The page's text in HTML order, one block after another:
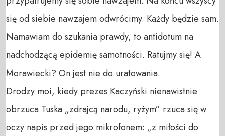
się od siebie nawzajem odwrócimy. Każdy będzie sam.
Namawiam do szukania prawdy, to antidotum na
nadchodzącą epidemię samotności. Ratujmy się! A
Morawiecki? On jest nie do uratowania.
Drodzy moi, kiedy prezes Kaczyński nienawistnie
obrzuca Tuska „zdrajcą narodu, ryżym” rzuca się w
oczy napis przed jego mikrofonem: „z miłości do